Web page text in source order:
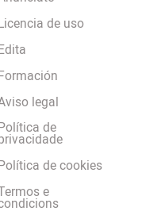
de uso
legal
de
de cookies
e